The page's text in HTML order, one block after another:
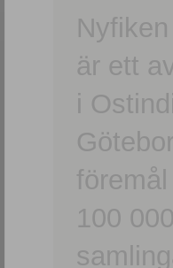
är ett
i
100